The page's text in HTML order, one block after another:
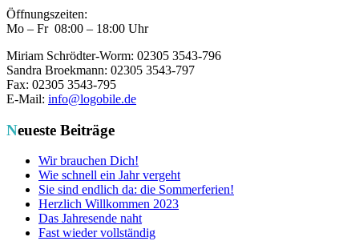
Öffnungszeiten:
Mo – Fr 08:00 – 18:00 Uhr
Miriam Schrödter-Worm: 02305 3543-796
Sandra Broekmann: 02305 3543-797
Fax: 02305 3543-795
E-Mail: info@logobile.de
Neueste Beiträge
Wir brauchen Dich!
Wie schnell ein Jahr vergeht
Sie sind endlich da: die Sommerferien!
Herzlich Willkommen 2023
Das Jahresende naht
Fast wieder vollständig